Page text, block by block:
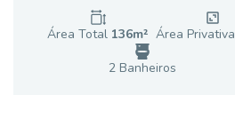
Área Total 136m² Área Privativa
2Banheiros